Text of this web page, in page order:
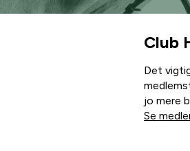
Club
Det
jo mere
Se